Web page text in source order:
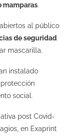
mamparas.
al público
de seguridad
mascarilla.
instalado
social.
post Covid-
en Exaprint